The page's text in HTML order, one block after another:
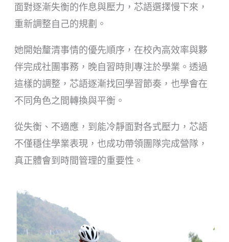
面對逐漸失衡的作息與壓力，芯語選擇慢下來，
重新調整自己的規劃。
她開始釐清事情的優先順序，在校內高效率與夥
伴完成社團事務，晚自習時則專注於學業。透過
這樣的調整，芯語逐漸找回學習節奏，也學會在
不同角色之間轉換與平衡。
從失衡、不適應，到能冷靜面對各式壓力，芯語
不僅穩住學業表現，也成功帶領團隊完成營隊，
真正體會到時間管理的重要性。